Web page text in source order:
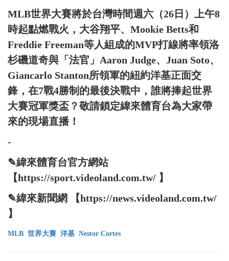
MLB世界大賽將於台灣時間週六（26日）上午8
時起點燃戰火，大谷翔平、Mookie Betts和
Freddie Freeman等人組成的MVP打線將率領洛
杉磯道奇與「法官」Aaron Judge、Juan Soto、
Giancarlo Stanton所領軍的紐約洋基正面交
鋒，在7戰4勝制的最後決戰中，誰將捧起世界
大賽冠軍獎盃？敬請鎖定緯來體育台為大家帶
來的現場直播！
-
✎緯來體育台官方網站
【https://sport.videoland.com.tw/ 】
✎緯來新聞網 【https://news.videoland.com.tw/
】
MLB 世界大賽 洋基 Nestor Cortes